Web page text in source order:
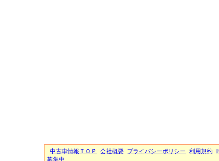
中古車情報ＴＯＰ 会社概要 プライバシーポリシー 利用規約
募集中